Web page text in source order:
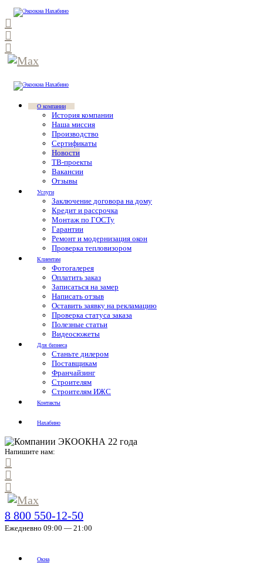
О компании
История компании
Наша миссия
Производство
Сертификаты
Новости
ТВ-проекты
Вакансии
Отзывы
Услуги
Заключение договора на дому
Кредит и рассрочка
Монтаж по ГОСТу
Гарантии
Ремонт и модернизация окон
Проверка тепловизором
Клиентам
Фотогалерея
Оплатить заказ
Записаться на замер
Написать отзыв
Оставить заявку на рекламацию
Проверка статуса заказа
Полезные статьи
Видеосюжеты
Для бизнеса
Станьте дилером
Поставщикам
Франчайзинг
Строителям
Строителям ИЖС
Контакты
Нахабино
Напишите нам:
8 800 550-12-50
Ежедневно 09:00 — 21:00
Окна